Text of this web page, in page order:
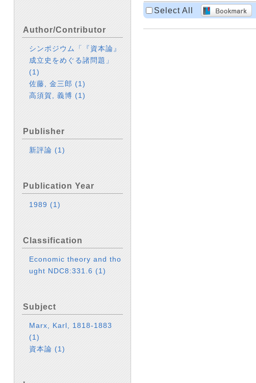
Author/Contributor
シンポジウム「『資本論』
成立史をめぐる諸問題」
(1)
佐藤, 金三郎(1)
高須賀, 義博 (1)
Publisher
新評論(1)
Publication Year
1989 (1)
Classification
Economic theory and tho
ught NDC8:331.6 (1)
Subject
Marx, Karl, 1818-1883
(1)
資本論(1)
Select All